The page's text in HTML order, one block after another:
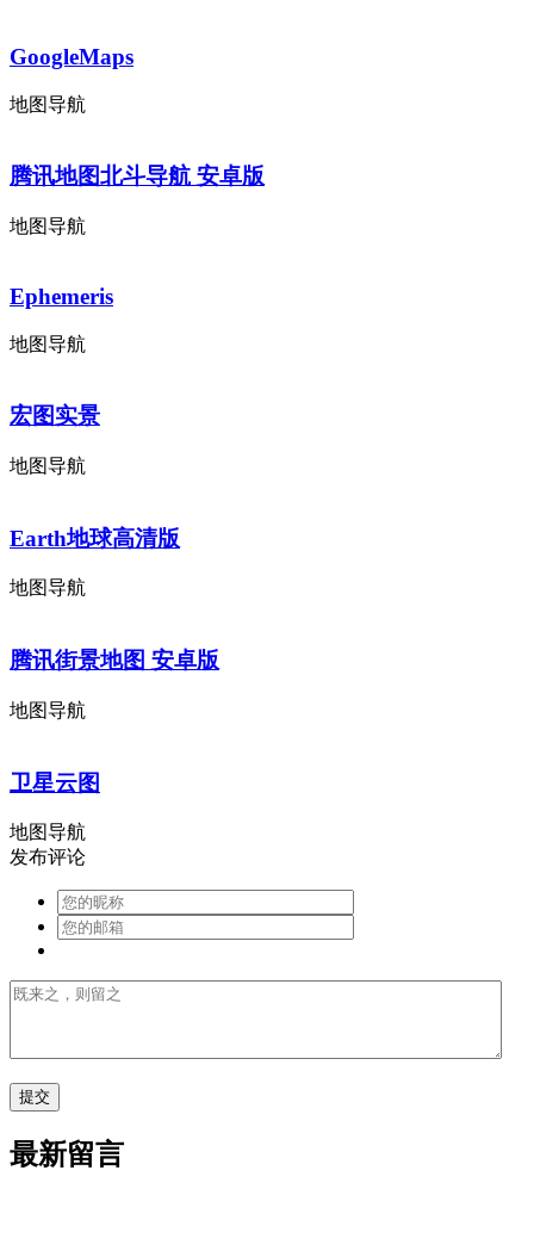
GoogleMaps
地图导航
腾讯地图北斗导航 安卓版
地图导航
Ephemeris
地图导航
宏图实景
地图导航
Earth地球高清版
地图导航
腾讯街景地图 安卓版
地图导航
卫星云图
地图导航
发布评论
最新留言